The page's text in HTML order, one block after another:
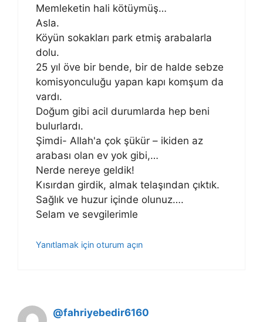
Memleketin hali kötüymüş…
Asla.
Köyün sokakları park etmiş arabalarla
dolu.
25 yıl öve bir bende, bir de halde sebze
komisyonculuğu yapan kapı komşum da
vardı.
Doğum gibi acil durumlarda hep beni
bulurlardı.
Şimdi- Allah'a çok şükür – ikiden az
arabası olan ev yok gibi,…
Nerde nereye geldik!
Kısırdan girdik, almak telaşından çıktık.
Sağlık ve huzur içinde olunuz….
Selam ve sevgilerimle
Yanıtlamak için oturum açın
@fahriyebedir6160